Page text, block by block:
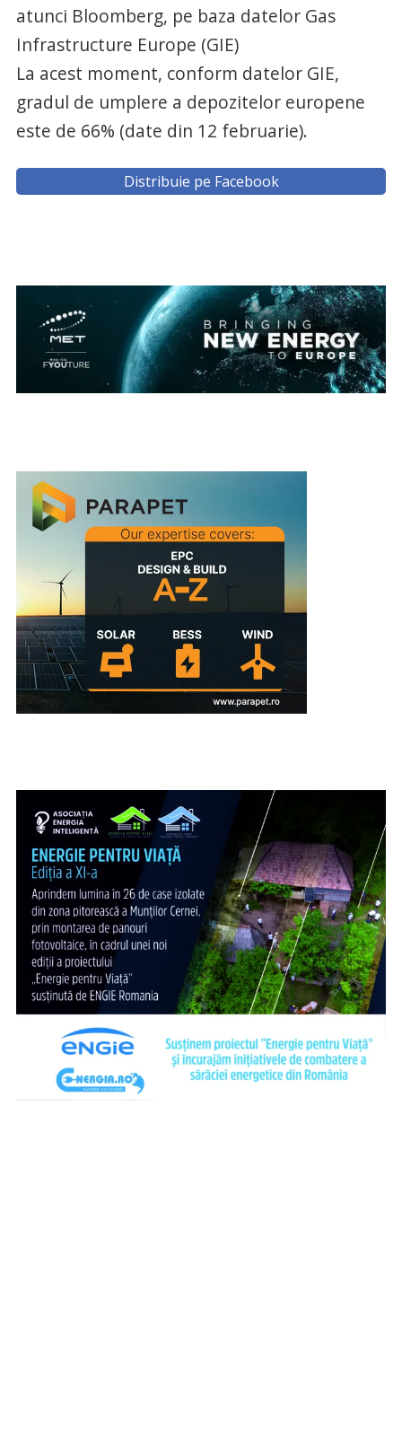
atunci Bloomberg, pe baza datelor Gas
Infrastructure Europe (GIE)
La acest moment, conform datelor GIE,
gradul de umplere a depozitelor europene
este de 66% (date din 12 februarie).
Distribuie pe Facebook